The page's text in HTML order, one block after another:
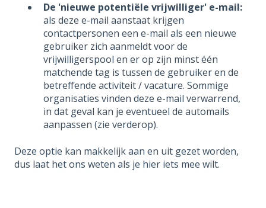
De 'nieuwe potentiële vrijwilliger' e-mail:
als deze e-mail aanstaat krijgen
contactpersonen een e-mail als een nieuwe
gebruiker zich aanmeldt voor de
vrijwilligerspool en er op zijn minst één
matchende tag is tussen de gebruiker en de
betreffende activiteit / vacature. Sommige
organisaties vinden deze e-mail verwarrend,
in dat geval kan je eventueel de automails
aanpassen (zie verderop).
Deze optie kan makkelijk aan en uit gezet worden,
dus laat het ons weten als je hier iets mee wilt.